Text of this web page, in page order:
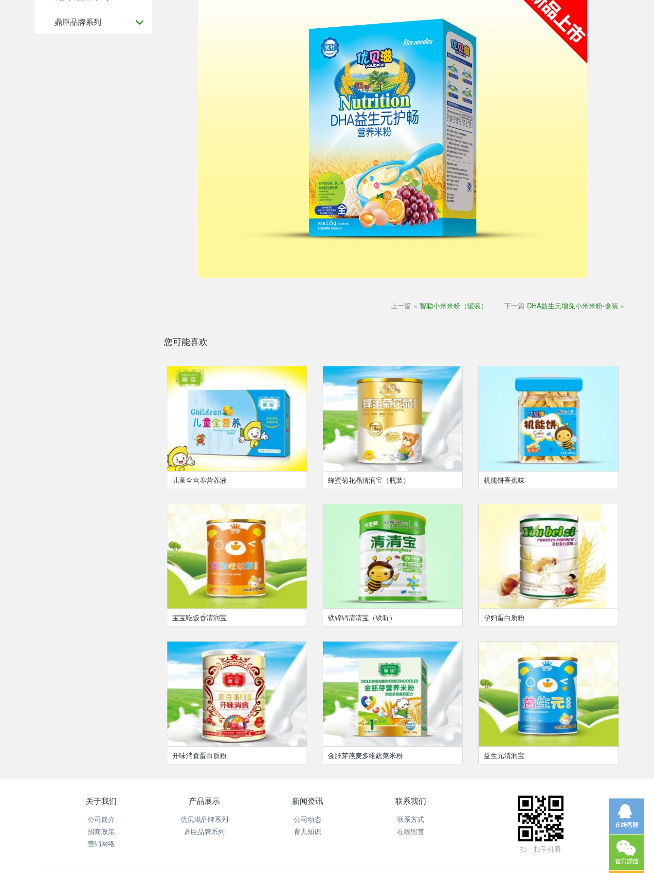
鼎臣品牌系列
上一篇 « 智聪小米米粉（罐装） 下一篇 DHA益生元增免小米米粉-盒装 »
您可能喜欢
儿童全营养营养液 蜂蜜菊花晶清润宝（瓶装） 机能饼香蕉味
宝宝吃饭香清润宝 铁锌钙清清宝（铁听） 孕妇蛋白质粉
开味消食蛋白质粉 金胚芽燕麦多维蔬菜米粉 益生元清润宝
关于我们
公司简介
招商政策
营销网络
产品展示
优贝滋品牌系列
鼎臣品牌系列
新闻资讯
公司动态
育儿知识
联系我们
联系方式
在线留言
扫一扫手机看